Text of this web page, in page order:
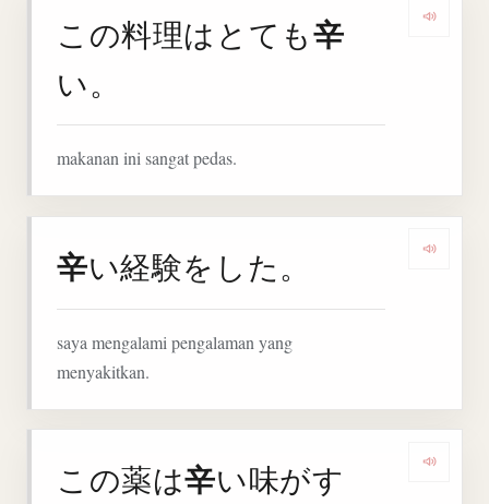
この料理はとても辛
い。
makanan ini sangat pedas.
辛い経験をした。
saya mengalami pengalaman yang
menyakitkan.
この薬は辛い味がす